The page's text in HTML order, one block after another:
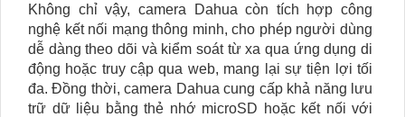
Không chỉ vậy, camera Dahua còn tích hợp công
nghệ kết nối mạng thông minh, cho phép người dùng
dễ dàng theo dõi và kiểm soát từ xa qua ứng dụng di
động hoặc truy cập qua web, mang lại sự tiện lợi tối
đa. Đồng thời, camera Dahua cung cấp khả năng lưu
trữ dữ liệu bằng thẻ nhớ microSD hoặc kết nối với